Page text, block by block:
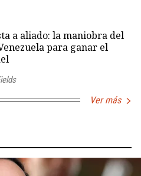
a aliado: la maniobra del
para ganar el
Ver más